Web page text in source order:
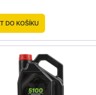
DO KOŠÍKU